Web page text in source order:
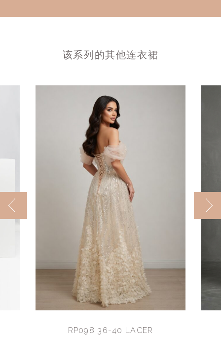
该系列的其他连衣裙
RP098 36-40 LACER